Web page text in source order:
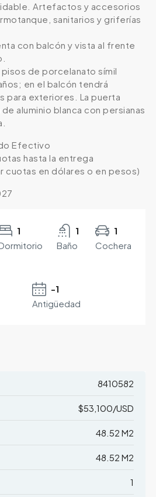
Artefactos y accesorios
sanitarios y griferías
con balcón y vista al frente
de porcelanato símil
en el balcón tendrá
para exteriores. La puerta
aluminio blanca con persianas
Efectivo
hasta la entrega
cuotas en dólares o en pesos)
1
1
Baño
1
Cochera
-1
Antigüedad
8410582
$53,100/USD
48.52 M2
48.52 M2
1